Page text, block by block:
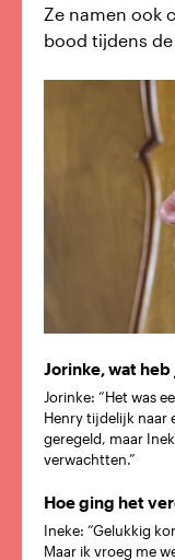
Ze namen ook
bood tijdens
Jorinke, wat
Jorinke: “Het was
Henry tijdelijk naar
geregeld, maar
verwachtten.”
Hoe ging het
Ineke: “Gelukkig
Maar ik vroeg me